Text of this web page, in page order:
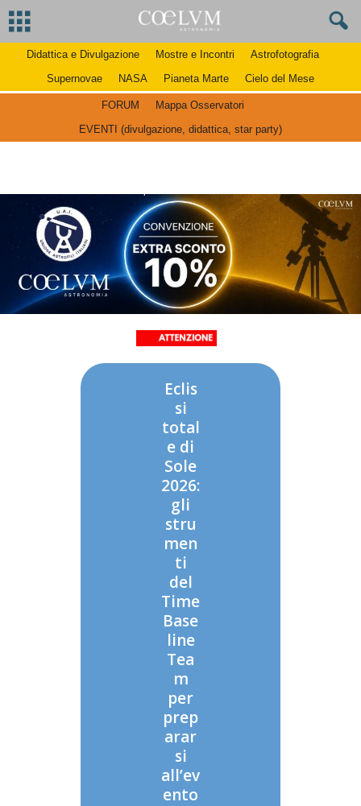
Didattica e Divulgazione Mostre e Incontri
Astrofotografia
Supernovae
NASA Pianeta Marte Cielo del Mese
FORUM
Mappa Osservatori
EVENTI (divulgazione, didattica, star party)
Eclis
si
total
e di
Sole
2026:
gli
stru
men
ti
del
Time
Base
line
Tea
m
per
prep
arar
si
all’ev
ento